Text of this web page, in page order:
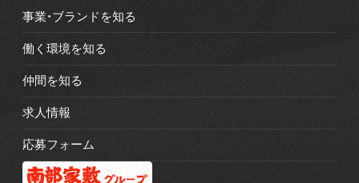
事業・ブランドを知る
働く環境を知る
仲間を知る
求人情報
応募フォーム